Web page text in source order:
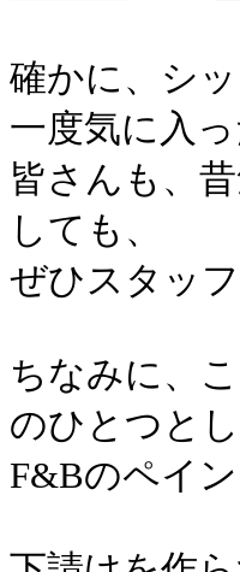
確かに、シ
一度気に入
皆さんも、
しても、
ぜひスタッ
ちなみに、
のひとつとし
F&Bのペイ